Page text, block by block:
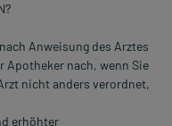
Anweisung des Arztes
Apotheker nach, wenn Sie
nicht anders verordnet,
erhöhter